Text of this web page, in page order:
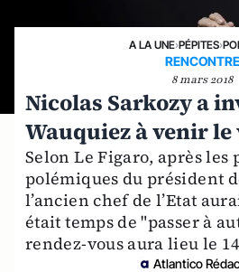
A LA UNE›PÉPITES›
RENCONTRE
8 mars 2018
Nicolas Sarkozy a
Wauquiez à venir
Selon Le Figaro, après les
polémiques du président
l’ancien chef de l’Etat
était temps de "passer à
rendez-vous aura lieu le
Atlantico